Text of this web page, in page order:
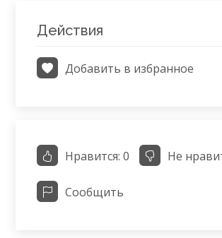
Действия
Добавить в избранное
Нравится: 0 Не
Сообщить